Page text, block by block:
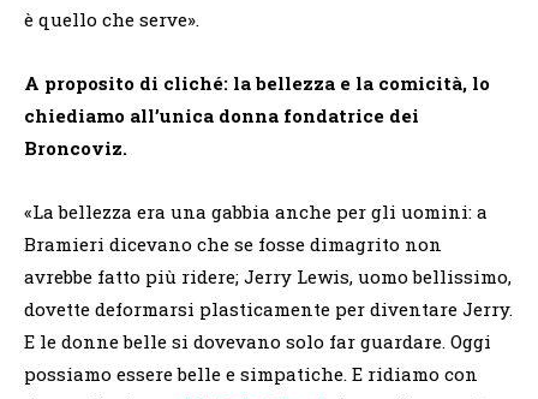
è quello che serve».
A proposito di cliché: la bellezza e la comicità, lo
chiediamo all’unica donna fondatrice dei
Broncoviz.
«La bellezza era una gabbia anche per gli uomini: a
Bramieri dicevano che se fosse dimagrito non
avrebbe fatto più ridere; Jerry Lewis, uomo bellissimo,
dovette deformarsi plasticamente per diventare Jerry.
E le donne belle si dovevano solo far guardare. Oggi
possiamo essere belle e simpatiche. E ridiamo con